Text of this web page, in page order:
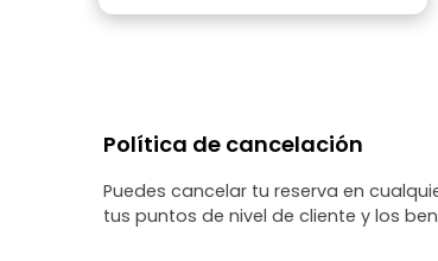
Política de cancelación
Puedes cancelar tu reserva en
tus puntos de nivel de cliente y los